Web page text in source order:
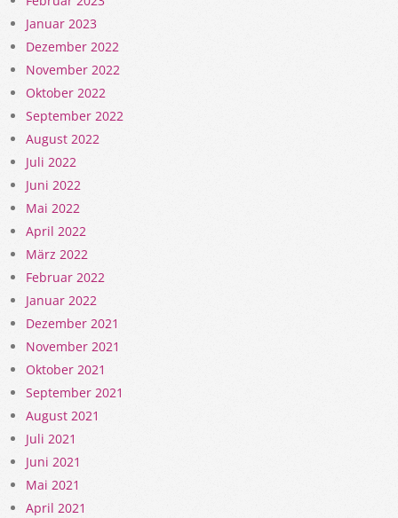
Januar 2023
Dezember 2022
November 2022
Oktober 2022
September 2022
August 2022
Juli 2022
Juni 2022
Mai 2022
April 2022
März 2022
Februar 2022
Januar 2022
Dezember 2021
November 2021
Oktober 2021
September 2021
August 2021
Juli 2021
Juni 2021
Mai 2021
April 2021